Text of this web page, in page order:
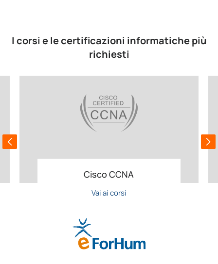
I corsi e le certificazioni informatiche più
richiesti
Cisco CCNA
Vai ai corsi